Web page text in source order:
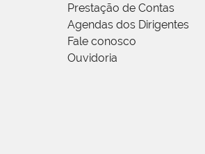
Prestação de Contas
Agendas dos Dirigentes
Fale conosco
Ouvidoria